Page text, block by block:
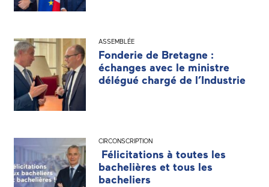
ASSEMBLÉE
Fonderie de Bretagne :
échanges avec le ministre
délégué chargé de l’Industrie
CIRCONSCRIPTION
Félicitations à toutes les
bachelières et tous les
bacheliers